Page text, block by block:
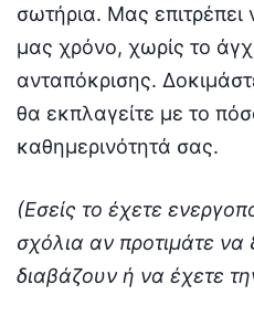
σωτήρια. Μας
μας χρόνο, χωρίς το
ανταπόκρισης.
θα εκπλαγείτε με το
καθημερινότητά σας.
(Εσείς το έχετε
σχόλια αν προτιμάτε να
διαβάζουν ή να έχετε